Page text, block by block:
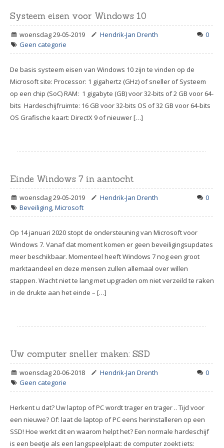
Systeem eisen voor Windows 10
0
woensdag 29-05-2019
Hendrik-Jan Drenth
Geen categorie
De basis systeem eisen van Windows 10 zijn te vinden op de
Microsoft site: Processor: 1 gigahertz (GHz) of sneller of Systeem
op een chip (SoC) RAM: 1 gigabyte (GB) voor 32-bits of 2 GB voor 64-
bits Hardeschijfruimte: 16 GB voor 32-bits OS of 32 GB voor 64-bits
OS Grafische kaart: DirectX 9 of nieuwer […]
Einde Windows 7 in aantocht
0
woensdag 29-05-2019
Hendrik-Jan Drenth
Beveiliging,Microsoft
Op 14 januari 2020 stopt de ondersteuning van Microsoft voor
Windows 7. Vanaf dat moment komen er geen beveiligingsupdates
meer beschikbaar. Momenteel heeft Windows 7 nog een groot
marktaandeel en deze mensen zullen allemaal over willen
stappen. Wacht niet te lang met upgraden om niet verzeild te raken
in de drukte aan het einde – […]
Uw computer sneller maken: SSD
0
woensdag 20-06-2018
Hendrik-Jan Drenth
Geen categorie
Herkent u dat? Uw laptop of PC wordt trager en trager .. Tijd voor
een nieuwe? Of: laat de laptop of PC eens herinstalleren op een
SSD! Hoe werkt dit en waarom helpt het? Een normale hardeschijf
is een beetje als een langspeelplaat: de computer zoekt iets: